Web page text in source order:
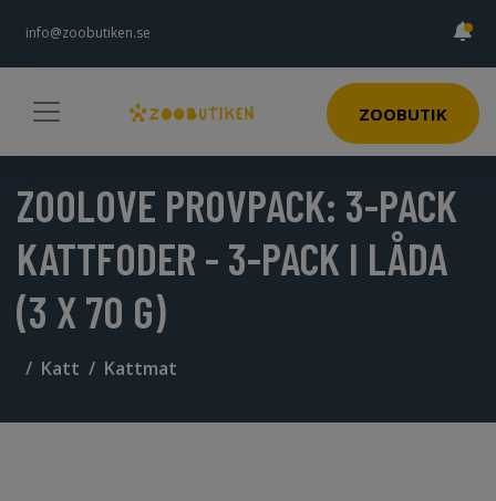
info@zoobutiken.se
ZOOBUTIK
ZOOLOVE PROVPACK: 3-PACK
KATTFODER - 3-PACK I LÅDA
(3 X 70 G)
Katt Kattmat